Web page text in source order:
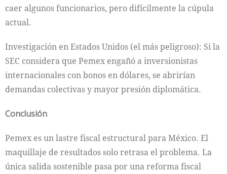
caer algunos funcionarios, pero difícilmente la cúpula
actual.
Investigación en Estados Unidos (el más peligroso): Si la
SEC considera que Pemex engañó a inversionistas
internacionales con bonos en dólares, se abrirían
demandas colectivas y mayor presión diplomática.
Conclusión
Pemex es un lastre fiscal estructural para México. El
maquillaje de resultados solo retrasa el problema. La
única salida sostenible pasa por una reforma fiscal